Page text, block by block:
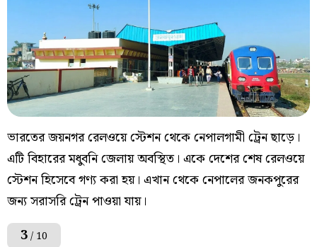
ভারতের জয়নগর রেলওয়ে স্টেশন থেকে নেপালগামী ট্রেন ছাড়ে।
এটি বিহারের মধুবনি জেলায় অবস্থিত। একে দেশের শেষ রেলওয়ে
স্টেশন হিসেবে গণ্য করা হয়। এখান থেকে নেপালের জনকপুরের
জন্য সরাসরি ট্রেন পাওয়া যায়।
3/ 10